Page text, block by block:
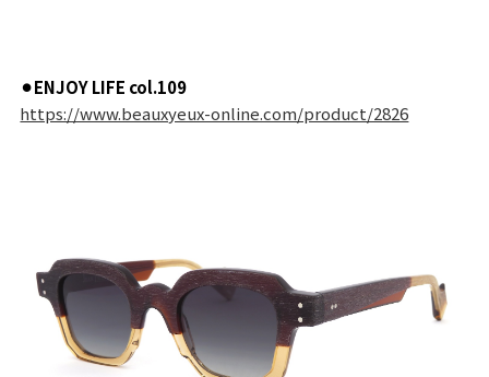
⚫︎ENJOY LIFE col.109
https://www.beauxyeux-online.com/product/2826